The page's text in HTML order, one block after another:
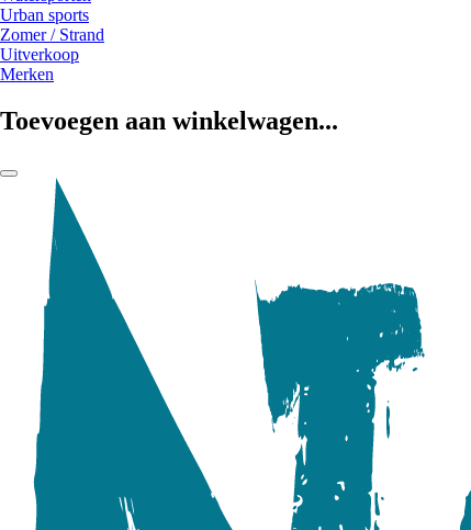
Urban sports
Zomer / Strand
Uitverkoop
Merken
Toevoegen aan winkelwagen...